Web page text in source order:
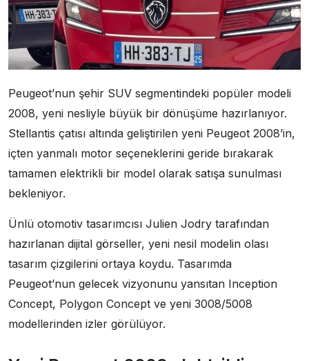
Peugeot’nun şehir SUV segmentindeki popüler modeli
2008, yeni nesliyle büyük bir dönüşüme hazırlanıyor.
Stellantis çatısı altında geliştirilen yeni Peugeot 2008’in,
içten yanmalı motor seçeneklerini geride bırakarak
tamamen elektrikli bir model olarak satışa sunulması
bekleniyor.
Ünlü otomotiv tasarımcısı Julien Jodry tarafından
hazırlanan dijital görseller, yeni nesil modelin olası
tasarım çizgilerini ortaya koydu. Tasarımda
Peugeot’nun gelecek vizyonunu yansıtan Inception
Concept, Polygon Concept ve yeni 3008/5008
modellerinden izler görülüyor.